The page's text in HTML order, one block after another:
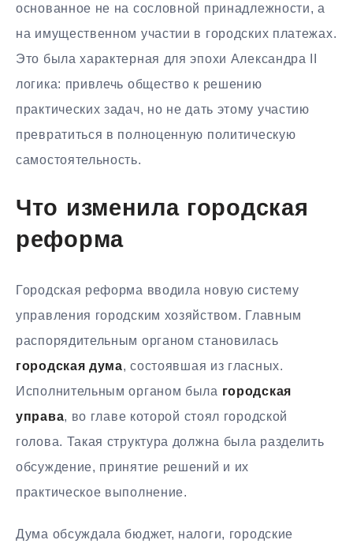
основанное не на сословной принадлежности, а
на имущественном участии в городских платежах.
Это была характерная для эпохи Александра II
логика: привлечь общество к решению
практических задач, но не дать этому участию
превратиться в полноценную политическую
самостоятельность.
Что изменила городская
реформа
Городская реформа вводила новую систему
управления городским хозяйством. Главным
распорядительным органом становилась
городская дума, состоявшая из гласных.
Исполнительным органом была городская
управа, во главе которой стоял городской
голова. Такая структура должна была разделить
обсуждение, принятие решений и их
практическое выполнение.
Дума обсуждала бюджет, налоги, городские